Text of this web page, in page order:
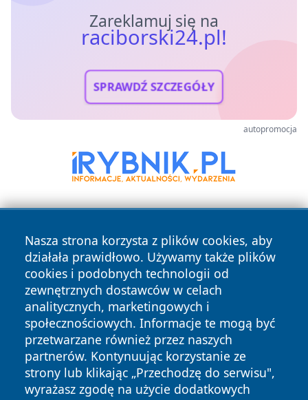
Zareklamuj się na
raciborski24.pl!
SPRAWDŹ SZCZEGÓŁY
autopromocja
Nasza strona korzysta z plików cookies, aby
działała prawidłowo. Używamy także plików
cookies i podobnych technologii od
zewnętrznych dostawców w celach
analitycznych, marketingowych i
społecznościowych. Informacje te mogą być
przetwarzane również przez naszych
partnerów. Kontynuując korzystanie ze
strony lub klikając „Przechodzę do serwisu",
wyrażasz zgodę na użycie dodatkowych
Copyright © 2026 raciborski24.pl Wszystkie prawa
zastrzeżone.
News Autorzy
Polityka
Prywatności
Polityka
Cookies